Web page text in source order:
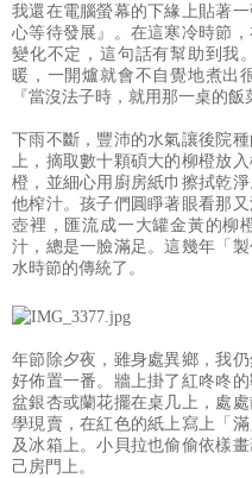
我還在電腦螢幕的下緣上貼著
心等待發展』。在這寒冷時節
變化不定，這句話有幫助到我
暖，一開爐就會不自覺地煮出
『當沒法子時，就用那一桌的
下雨不斷，豐沛的水氣讓後院
上，摘取數十顆碩大的柳橙放
橙，並細心用廚房紙巾擦拭乾
他榨汁。孩子們圓睜著眼看那
壺裡，匯流成一大罐金黃的柳
汁，總是一臉滿足。這幾年「
水時節的傳統了。
年節除夕夜，雖身處異鄉，我
好佈置一番。牆上掛了紅咚咚
盆銀杏或蘭花擺在桌几上，處
學現賣，在紅色的紙上寫上「
及冰箱上。小貝拉也偷偷依樣
己房門上。